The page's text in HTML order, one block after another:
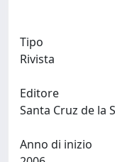
Tipo
Rivista
Editore
Anno di inizio